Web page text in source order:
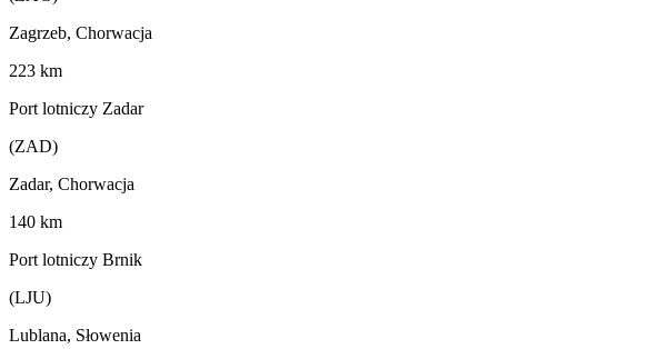
Zagrzeb, Chorwacja
223 km
Port lotniczy Zadar
(ZAD)
Zadar, Chorwacja
140 km
Port lotniczy Brnik
(LJU)
Lublana, Słowenia